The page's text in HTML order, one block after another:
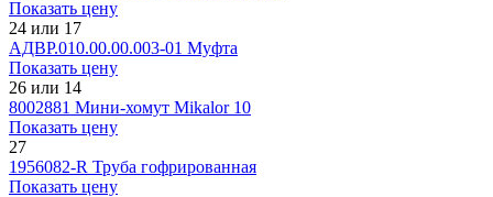
Показать цену
24 или 17
АДВР.010.00.00.003-01 Муфта
Показать цену
26 или 14
8002881 Мини-хомут Mikalor 10
Показать цену
27
1956082-R Труба гофрированная
Показать цену